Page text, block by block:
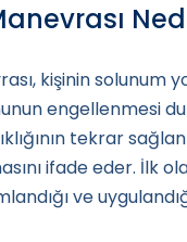
kişinin solunum
engellenmesi
tekrar
ifade eder. İlk
ve